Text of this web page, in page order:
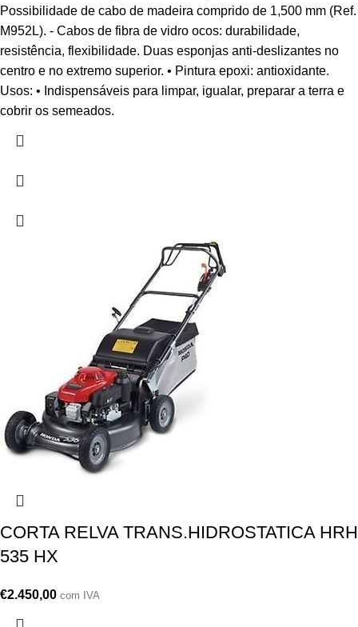
Possibilidade de cabo de madeira comprido de 1,500 mm (Ref.
M952L). - Cabos de fibra de vidro ocos: durabilidade,
resistência, flexibilidade. Duas esponjas anti-deslizantes no
centro e no extremo superior. • Pintura epoxi: antioxidante.
Usos: • Indispensáveis para limpar, igualar, preparar a terra e
cobrir os semeados.
CORTA RELVA TRANS.HIDROSTATICA HRH
535 HX
€2.450,00 com IVA